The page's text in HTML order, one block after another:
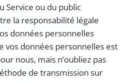
Service ou du public
la responsabilité légale
données personnelles
vos données personnelles est
nous, mais n’oubliez pas
de transmission sur